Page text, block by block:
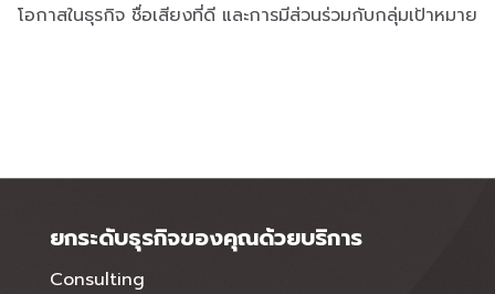
โอกาสในธุรกิจ ชื่อเสียงที่ดี และการมีส่วนร่วมกับกลุ่มเป้าหมาย
ยกระดับธุรกิจของคุณด้วยบริการ
Consulting